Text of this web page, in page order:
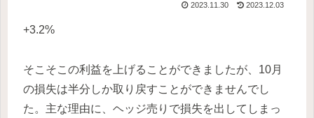
2023.11.30 2023.12.03
+3.2%
そこそこの利益を上げることができましたが、10月
の損失は半分しか取り戻すことができませんでし
た。主な理由に、ヘッジ売りで損失を出してしまっ